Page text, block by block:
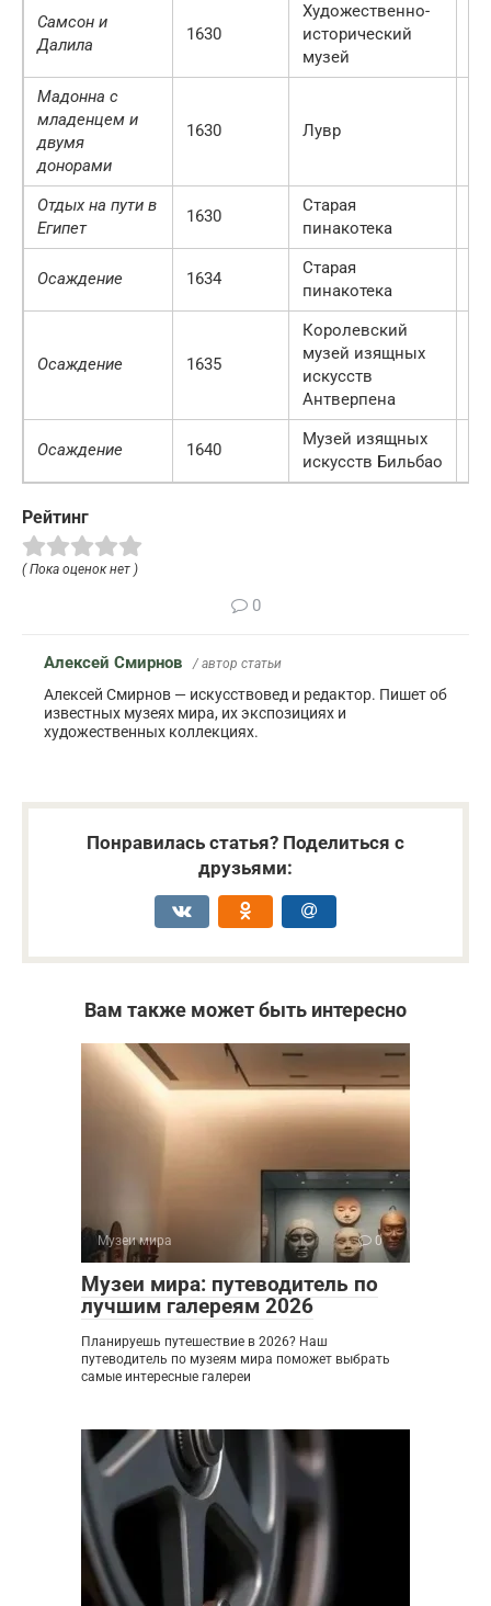
Самсон и
Далила
1630
Художественно-
исторический
музей
Мадонна с
младенцем и
двумя
донорами
1630 Лувр
Отдых на пути в
Египет
1630
Старая
пинакотека
Осаждение 1634
Старая
пинакотека
Осаждение 1635
Королевский
музей изящных
искусств
Антверпена
Осаждение 1640
Музей изящных
искусств Бильбао
Рейтинг
( Пока оценок нет )
0
Алексей Смирнов / автор статьи
Алексей Смирнов — искусствовед и редактор. Пишет об
известных музеях мира, их экспозициях и
художественных коллекциях.
Понравилась статья? Поделиться с
друзьями:
Вам также может быть интересно
Музеи мира 0
Музеи мира: путеводитель по
лучшим галереям 2026
Планируешь путешествие в 2026? Наш
путеводитель по музеям мира поможет выбрать
самые интересные галереи